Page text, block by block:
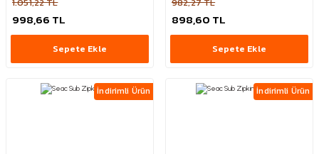
998,66 TL
Sepete Ekle
898,60 TL
Sepete Ekle
İndirimli Ürün İndirimli Ürün